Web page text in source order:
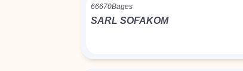
66670Bages
SARL SOFAKOM